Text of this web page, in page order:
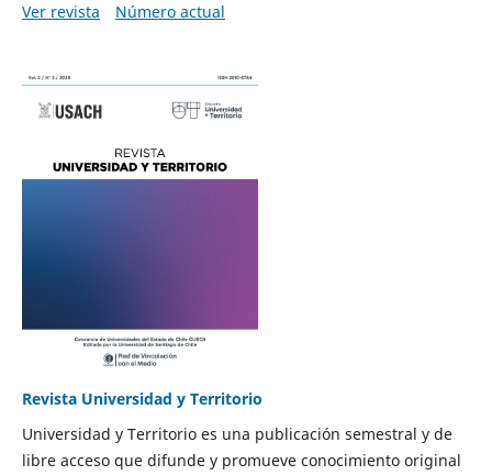
Ver revista
Número actual
Revista Universidad y Territorio
Universidad y Territorio es una publicación semestral y de
libre acceso que difunde y promueve conocimiento original